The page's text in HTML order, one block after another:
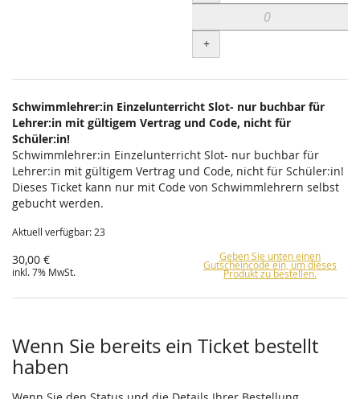
+
Schwimmlehrer:in Einzelunterricht Slot- nur buchbar für
Lehrer:in mit gültigem Vertrag und Code, nicht für
Schüler:in!
Schwimmlehrer:in Einzelunterricht Slot- nur buchbar für
Lehrer:in mit gültigem Vertrag und Code, nicht für Schüler:in!
Dieses Ticket kann nur mit Code von Schwimmlehrern selbst
gebucht werden.
Aktuell verfügbar: 23
30,00 €
inkl. 7% MwSt.
Geben Sie unten einen
Gutscheincode ein, um dieses
Produkt zu bestellen.
Wenn Sie bereits ein Ticket bestellt
haben